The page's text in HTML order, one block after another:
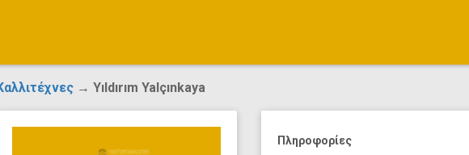
→ Yıldırım Yalçınkaya
Πληροφορίες